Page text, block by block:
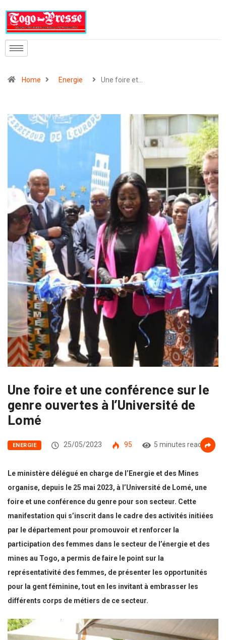
Home Energie Une foire et…
Une foire et une conférence sur le
genre ouvertes à l’Université de
Lomé
ENERGIE 25/05/2023 95 5 minutes read
Le ministère délégué en charge de l’Energie et des Mines
organise, depuis le 25 mai 2023, à l’Université de Lomé, une
foire et une conférence du genre pour son secteur. Cette
manifestation qui s’inscrit dans le cadre des activités initiées
par le département pour promouvoir et renforcer la
participation des femmes dans le secteur de l’énergie et des
mines au Togo, a permis de faire le point sur la
représentativité des femmes, de présenter les opportunités
pour la gent féminine, tout en les invitant à embrasser les
différents corps de métiers de ce secteur.